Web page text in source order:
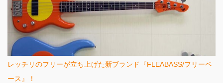
レッチリのフリーが立ち上げた新ブランド『FLEABASS/フリーベ
ース』！